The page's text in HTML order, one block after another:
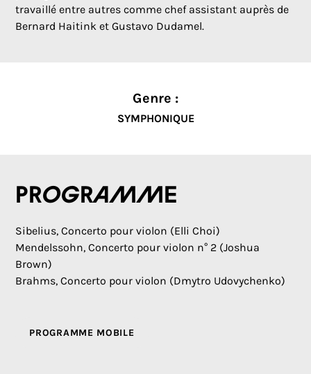
travaillé entre autres comme chef assistant auprès de
Bernard Haitink et Gustavo Dudamel.
Genre :
SYMPHONIQUE
Programme
Sibelius, Concerto pour violon (Elli Choi)
Mendelssohn, Concerto pour violon n° 2 (Joshua
Brown)
Brahms, Concerto pour violon (Dmytro Udovychenko)
PROGRAMME MOBILE